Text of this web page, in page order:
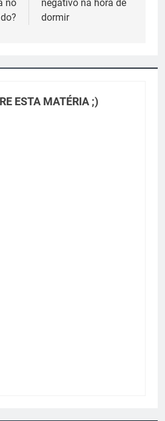
no
negativo na hora de
dormir
ESTA MATÉRIA ;)